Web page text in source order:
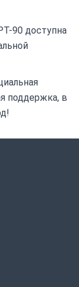
90 доступна
поддержка, в